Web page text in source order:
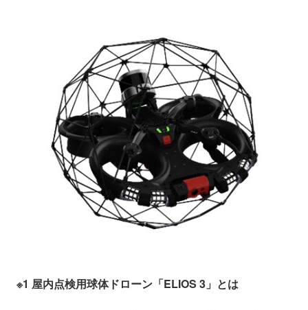
※1 屋内点検用球体ドローン「ELIOS 3」とは